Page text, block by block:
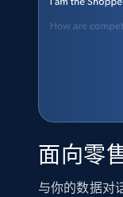
面向零
与你的数据对